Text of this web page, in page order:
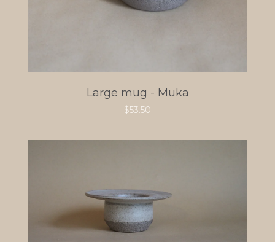
Large mug - Muka
$53.50